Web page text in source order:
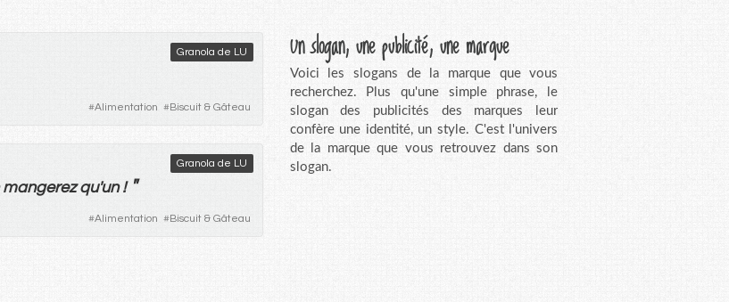
Granola de LU
#Alimentation #Biscuit & Gâteau
Granola de LU
mangerezqu'un! "
#Alimentation #Biscuit & Gâteau
Un slogan, une publicité, une marque
Voici les slogans de la marque que vous
recherchez. Plus qu'une simple phrase, le
slogan des publicités des marques leur
confère une identité, un style. C'est l'univers
de la marque que vous retrouvez dans son
slogan.